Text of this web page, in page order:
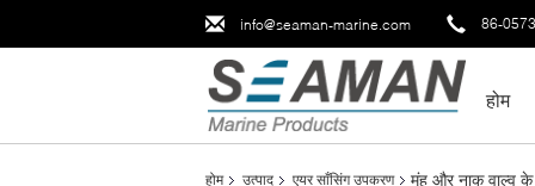
info@seaman-marine.com 86-
होम
होम उत्पाद एयर साँसिंग उपकरण मुंह और नाक वाल्व